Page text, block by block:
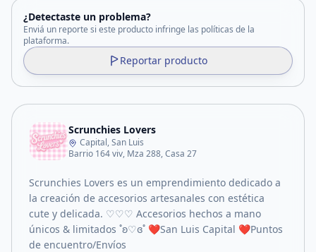
¿Detectaste un problema?
Enviá un reporte si este producto infringe las políticas de la
plataforma.
Reportar producto
Scrunchies Lovers
Capital, San Luis
Barrio 164 viv, Mza 288, Casa 27
Scrunchies Lovers es un emprendimiento dedicado a
la creación de accesorios artesanales con estética
cute y delicada. ♡♡♡ Accesorios hechos a mano
únicos & limitados ˚ʚ♡ɞ˚ ❤️San Luis Capital ❤️Puntos
de encuentro/Envíos